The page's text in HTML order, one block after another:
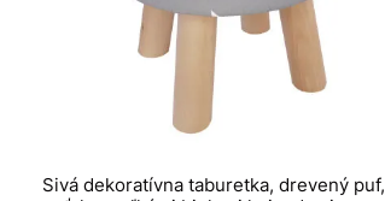
Sivá dekoratívna taburetka, drevený puf,